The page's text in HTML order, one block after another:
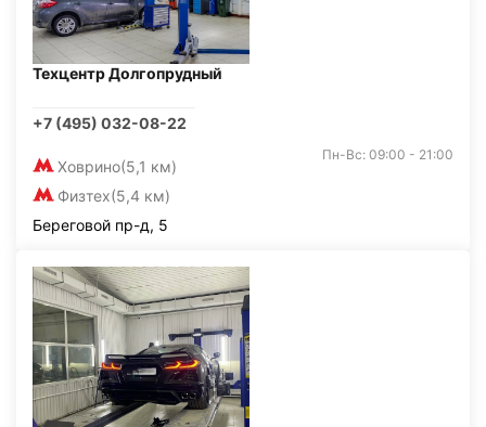
Техцентр Долгопрудный
+7 (495) 032-08-22
Ховрино(5,1 км)
Физтех(5,4 км)
Пн-Вс: 09:00 - 21:00
Береговой пр-д, 5